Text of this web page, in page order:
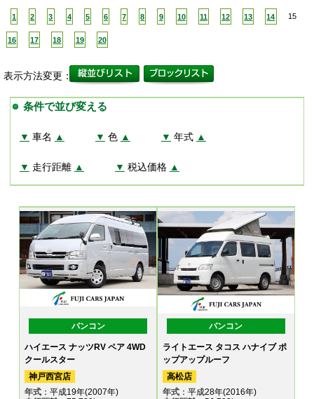
1 2 3 4 5 6 7 8 9 10 11 12 13 14 15
16 17 18 19 20
表示方法変更：
条件で並び変える
▼ 車名 ▲ ▼ 色 ▲ ▼ 年式 ▲
▼ 走行距離 ▲ ▼ 税込価格 ▲
バンコン
ハイエース ナッツRV ペア 4WD
クールスター
神戸西宮店
年式 ：平成19年(2007年)
バンコン
ライトエース タコス ハナイブ ポ
ップアップルーフ
高松店
年式：平成28年(2016年)